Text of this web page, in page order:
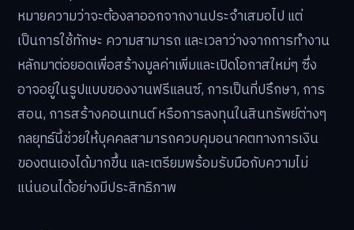
หมายความว่าจะต้องลาออกจากงานประจำเสมอไป แต่
เป็นการใช้ทักษะ ความสามารถ และเวลาว่างจากการทำงาน
หลักมาต่อยอดเพื่อสร้างมูลค่าเพิ่มและเปิดโอกาสใหม่ๆ ซึ่ง
อาจอยู่ในรูปแบบของงานฟรีแลนซ์, การเป็นที่ปรึกษา, การ
สอน, การสร้างคอนเทนต์ หรือการลงทุนในสินทรัพย์ต่างๆ
กลยุทธ์นี้ช่วยให้บุคคลสามารถควบคุมอนาคตทางการเงิน
ของตนเองได้มากขึ้น และเตรียมพร้อมรับมือกับความไม่
แน่นอนได้อย่างมีประสิทธิภาพ